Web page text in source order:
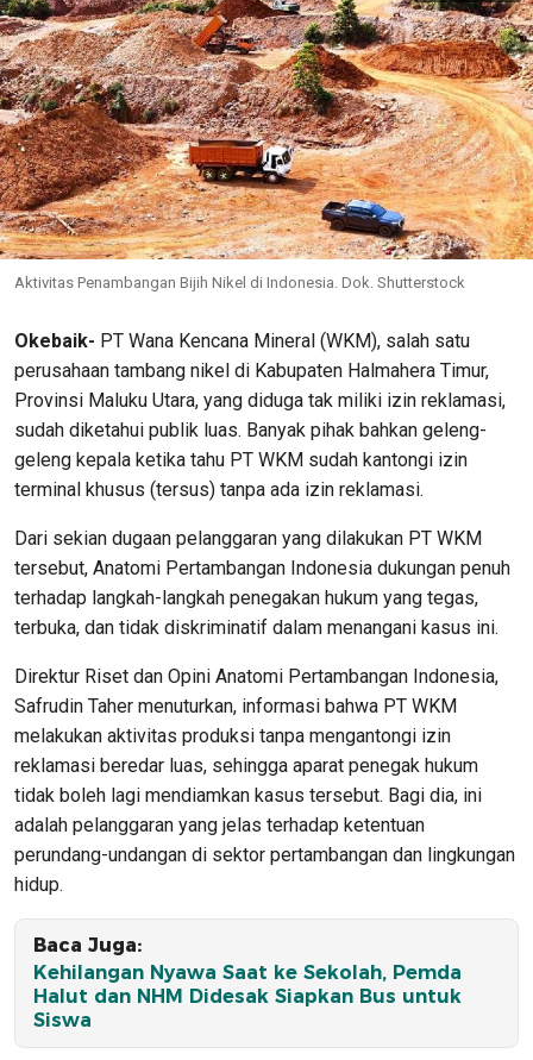
Aktivitas Penambangan Bijih Nikel di Indonesia. Dok. Shutterstock
Okebaik- PT Wana Kencana Mineral (WKM), salah satu
perusahaan tambang nikel di Kabupaten Halmahera Timur,
Provinsi Maluku Utara, yang diduga tak miliki izin reklamasi,
sudah diketahui publik luas. Banyak pihak bahkan geleng-
geleng kepala ketika tahu PT WKM sudah kantongi izin
terminal khusus (tersus) tanpa ada izin reklamasi.
Dari sekian dugaan pelanggaran yang dilakukan PT WKM
tersebut, Anatomi Pertambangan Indonesia dukungan penuh
terhadap langkah-langkah penegakan hukum yang tegas,
terbuka, dan tidak diskriminatif dalam menangani kasus ini.
Direktur Riset dan Opini Anatomi Pertambangan Indonesia,
Safrudin Taher menuturkan, informasi bahwa PT WKM
melakukan aktivitas produksi tanpa mengantongi izin
reklamasi beredar luas, sehingga aparat penegak hukum
tidak boleh lagi mendiamkan kasus tersebut. Bagi dia, ini
adalah pelanggaran yang jelas terhadap ketentuan
perundang-undangan di sektor pertambangan dan lingkungan
hidup.
Baca Juga:
Kehilangan Nyawa Saat ke Sekolah, Pemda
Halut dan NHM Didesak Siapkan Bus untuk
Siswa